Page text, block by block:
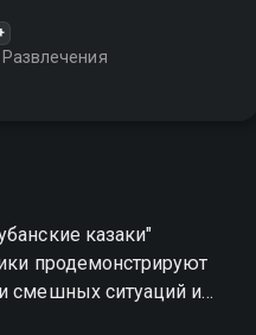
Развлечения
казаки"
продемонстрируют
смешных ситуаций и
до слёз